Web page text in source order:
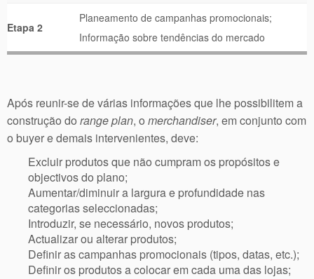
Etapa 2
Planeamento de campanhas promocionais;
Informação sobre tendências do mercado
Após reunir-se de várias informações que lhe possibilitem a
construção do range plan, o merchandiser, em conjunto com
o buyer e demais intervenientes, deve:
Excluir produtos que não cumpram os propósitos e
objectivos do plano;
Aumentar/diminuir a largura e profundidade nas
categorias seleccionadas;
Introduzir, se necessário, novos produtos;
Actualizar ou alterar produtos;
Definir as campanhas promocionais (tipos, datas, etc.);
Definir os produtos a colocar em cada uma das lojas;